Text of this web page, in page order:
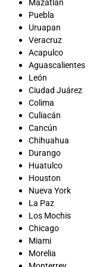
Mazatlán
Puebla
Uruapan
Veracruz
Acapulco
Aguascalientes
León
Ciudad Juárez
Colima
Culiacán
Cancún
Chihuahua
Durango
Huatulco
Houston
Nueva York
La Paz
Los Mochis
Chicago
Miami
Morelia